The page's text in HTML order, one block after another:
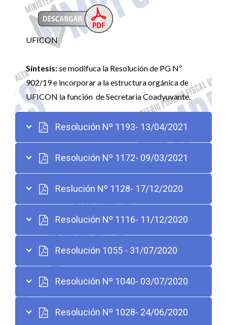
UFICON
Síntesis:se modifuca la Resolución de PG Nº
902/19 e incorporar a la estructura orgánica de
UFICON la función de Secretaria Coadyuvante.
Resolución Nº 1193- 13/04/2021
Resolución Nº 1172- 09/03/2021
Reslución Nº 1128- 17/12/2020
Resolución Nº 1116- 11/12/2020
Resolución 1055 - 31/07/2020
Resolución Nº 1040- 03/07/2020
Resolución Nº 1028- 24/06/2020